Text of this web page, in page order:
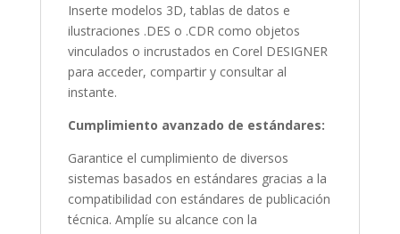
Inserte modelos 3D, tablas de datos e
ilustraciones .DES o .CDR como objetos
vinculados o incrustados en Corel DESIGNER
para acceder, compartir y consultar al
instante.
Cumplimiento avanzado de estándares:
Garantice el cumplimiento de diversos
sistemas basados en estándares gracias a la
compatibilidad con estándares de publicación
técnica. Amplíe su alcance con la